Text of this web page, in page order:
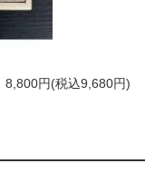
8,800円(税込9,680円)